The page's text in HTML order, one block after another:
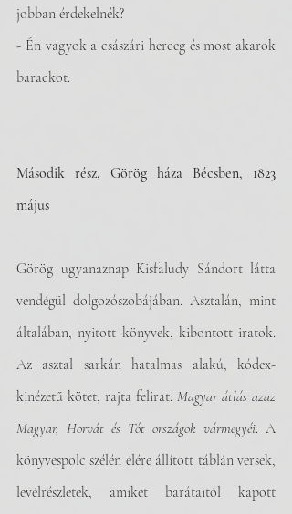
jobban érdekelnék?
- Én vagyok a császári herceg és most akarok
barackot.
Második rész, Görög háza Bécsben, 1823
május
Görög ugyanaznap Kisfaludy Sándort látta
vendégül dolgozószobájában. Asztalán, mint
általában, nyitott könyvek, kibontott iratok.
Az asztal sarkán hatalmas alakú, kódex-
kinézetű kötet, rajta felirat: Magyar átlás azaz
Magyar, Horvát és Tót országok vármegyéi. A
könyvespolc szélén élére állított táblán versek,
levélrészletek, amiket barátaitól kapott